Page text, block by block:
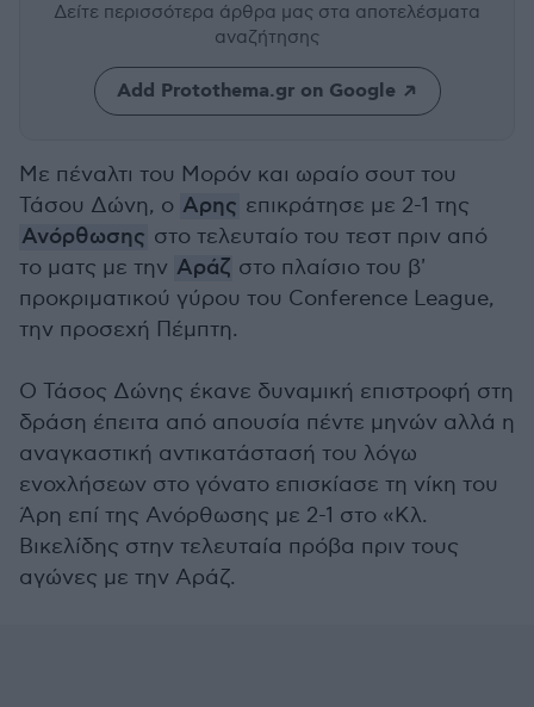
Δείτε περισσότερα άρθρα μας στα αποτελέσματα
αναζήτησης
Add Protothema.gr on Google
Με πέναλτι του Μορόν και ωραίο σουτ του
Τάσου Δώνη, ο Αρης επικράτησε με 2-1 της
Ανόρθωσης στο τελευταίο του τεστ πριν από
το ματς με την Αράζ στο πλαίσιο του β'
προκριματικού γύρου του Conference League,
την προσεχή Πέμπτη.
Ο Τάσος Δώνης έκανε δυναμική επιστροφή στη
δράση έπειτα από απουσία πέντε μηνών αλλά η
αναγκαστική αντικατάστασή του λόγω
ενοχλήσεων στο γόνατο επισκίασε τη νίκη του
Άρη επί της Ανόρθωσης με 2-1 στο «Κλ.
Βικελίδης στην τελευταία πρόβα πριν τους
αγώνες με την Αράζ.